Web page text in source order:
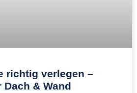
richtig verlegen –
& Wand